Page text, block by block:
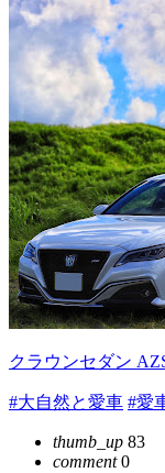
クラウンセダン
#大自然と愛車 #愛
thumb_up 83
comment0